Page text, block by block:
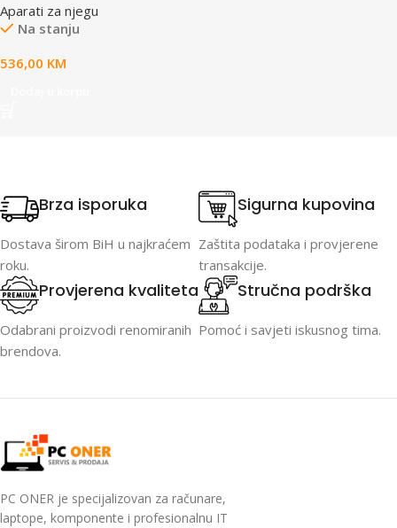
Aparati za njegu
Na stanju
536,00 KM
Brza isporuka
Dostava širom BiH u najkraćem
roku.
Sigurna kupovina
Zaštita podataka i provjerene
transakcije.
Provjerena kvaliteta
Odabrani proizvodi renomiranih
brendova.
Stručna podrška
Pomoć i savjeti iskusnog tima.
PC ONER je specijalizovan za računare,
laptope, komponente i profesionalnu IT